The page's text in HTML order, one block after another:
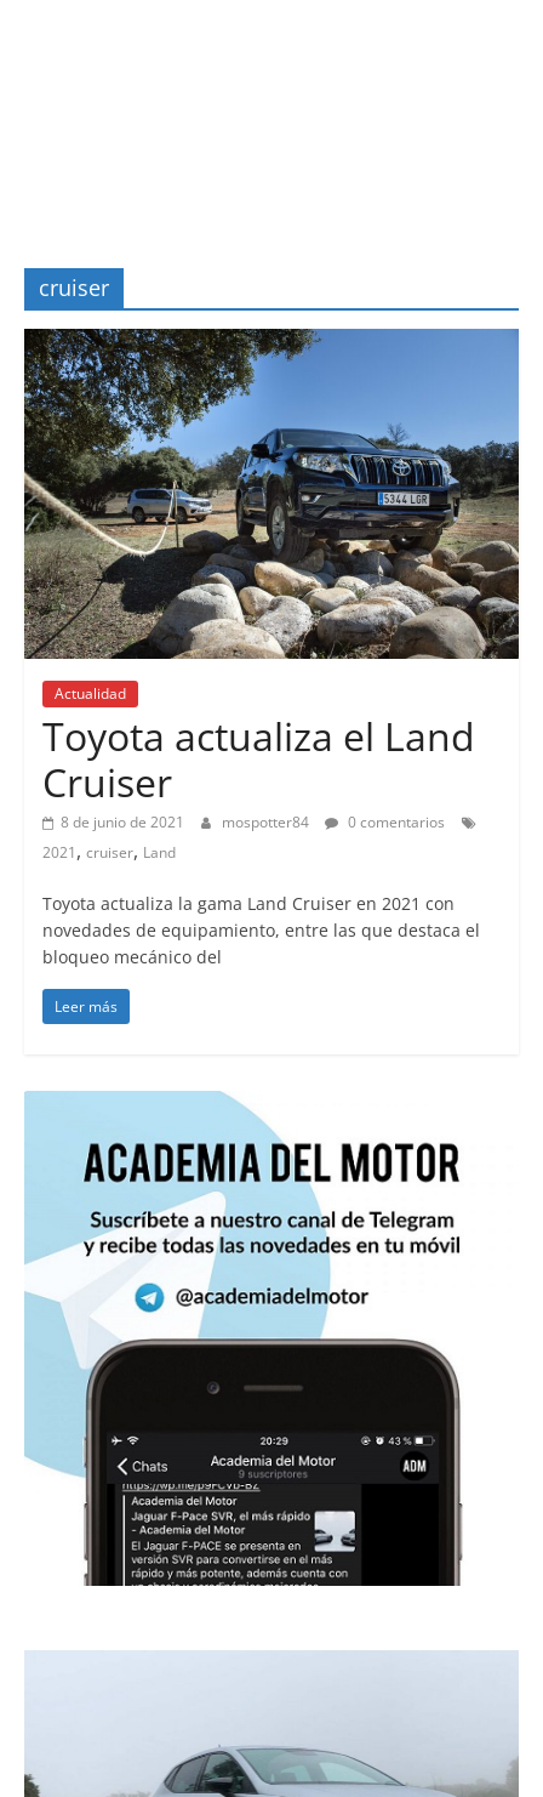
cruiser
Actualidad
Toyota actualiza el Land
Cruiser
8 de junio de 2021 mospotter84
0 comentarios
2021, cruiser, Land
Toyota actualiza la gama Land Cruiser en 2021 con
novedades de equipamiento, entre las que destaca el
bloqueo mecánico del
Leer más